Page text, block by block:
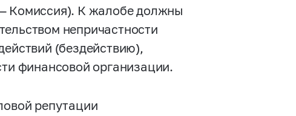
Комиссия). К жалобе должны
непричастности
(бездействию),
финансовой организации.
репутации